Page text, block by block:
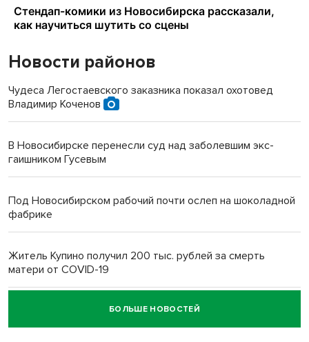
Новости районов
Чудеса Легостаевского заказника показал охотовед
Владимир Коченов
В Новосибирске перенесли суд над заболевшим экс-
гаишником Гусевым
Под Новосибирском рабочий почти ослеп на шоколадной
фабрике
Житель Купино получил 200 тыс. рублей за смерть
матери от COVID-19
Новосибирский суд наказал водителя за смерть
пенсионерки на вокзале
БОЛЬШЕ НОВОСТЕЙ